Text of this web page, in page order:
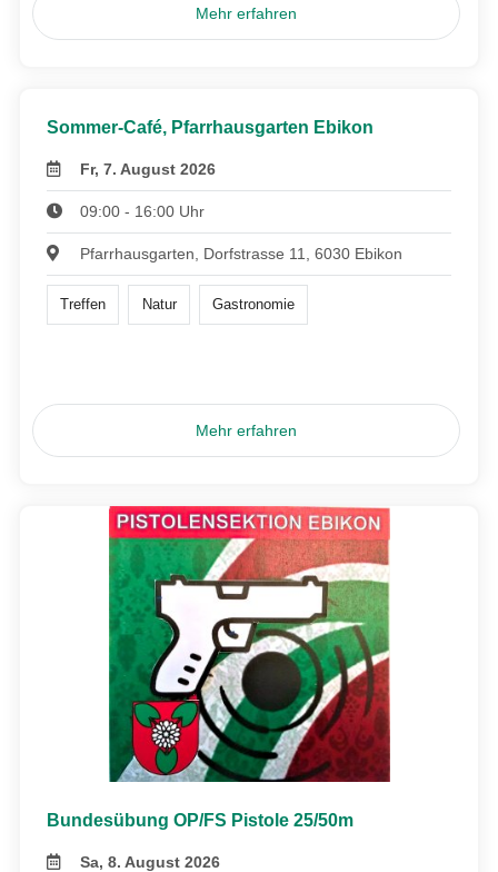
Mehr erfahren
Sommer-Café, Pfarrhausgarten Ebikon
Fr, 7. August 2026
09:00 - 16:00 Uhr
Pfarrhausgarten, Dorfstrasse 11, 6030 Ebikon
Treffen Natur Gastronomie
Mehr erfahren
Bundesübung OP/FS Pistole 25/50m
Sa, 8. August 2026